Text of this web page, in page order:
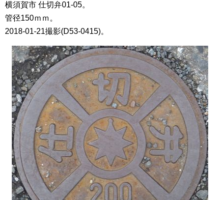
横須賀市 仕切弁01-05。
管径150ｍｍ。
2018-01-21撮影(D53-0415)。